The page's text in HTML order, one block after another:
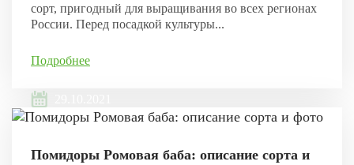
сорт, пригодный для выращивания во всех регионах
России. Перед посадкой культуры...
Подробнее
Помидоры Ромовая баба: описание сорта и